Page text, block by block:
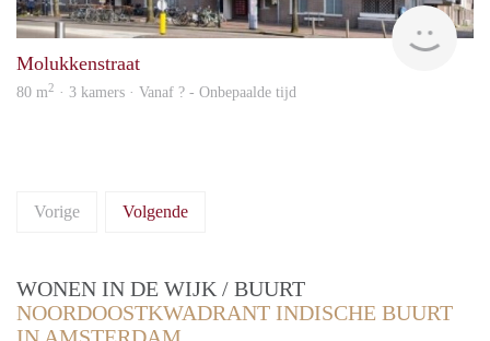
rent
Molukkenstraat
80 m2 · 3 kamers · Vanaf ? - Onbepaalde tijd
Vorige Volgende
WONEN IN DE WIJK / BUURT
NOORDOOSTKWADRANT INDISCHE BUURT